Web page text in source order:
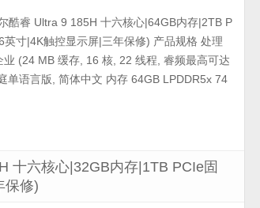
酷睿 Ultra 9 185H 十六核心|64GB内存|2TB P
寸|4K触控显示屏|三年保修) 产品规格 处理
(24 MB 缓存, 16 核, 22 线程, 睿频最高可达
单语言版, 简体中文 内存 64GB LPDDR5x 74
十六核心|32GB内存|1TB PCIe固
保修)